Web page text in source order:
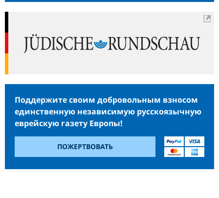
Поддержите своим добровольным взносом
единственную независимую русскоязычную
еврейскую газету Европы!
ПОЖЕРТВОВАТЬ